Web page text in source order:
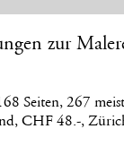
zur
Seiten, 267
CHF 48.-,